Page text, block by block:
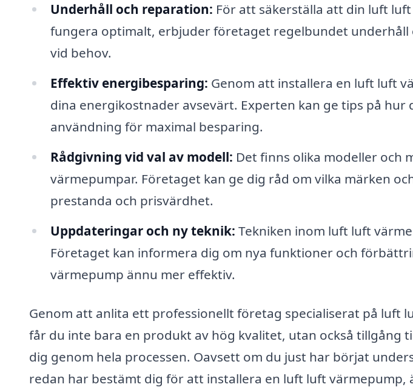
Underhåll och reparation: För att säkerställa att din luft
fungera optimalt, erbjuder företaget regelbundet underhåll
vid behov.
Effektiv energibesparing: Genom att installera en luft luft
dina energikostnader avsevärt. Experten kan ge tips på hur
användning för maximal besparing.
Rådgivning vid val av modell: Det finns olika modeller och
värmepumpar. Företaget kan ge dig råd om vilka märken
prestanda och prisvärdhet.
Uppdateringar och ny teknik: Tekniken inom luft luft
Företaget kan informera dig om nya funktioner och
värmepump ännu mer effektiv.
Genom att anlita ett professionellt företag specialiserat på luft
får du inte bara en produkt av hög kvalitet, utan också tillgång
dig genom hela processen. Oavsett om du just har börjat
redan har bestämt dig för att installera en luft luft värmepump,